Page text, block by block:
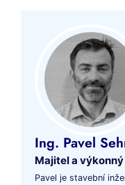
Ing. Pavel
Majitel a
Pavel je stavební